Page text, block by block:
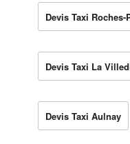
Devis Taxi
Devis Taxi La
Devis Taxi Aulnay